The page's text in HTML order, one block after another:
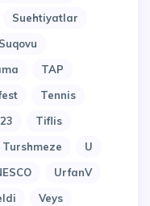
Suehtiyatlar
Suqovu
TAP
Tennis
Tiflis
Turshmeze
U
UrfanV
Veys